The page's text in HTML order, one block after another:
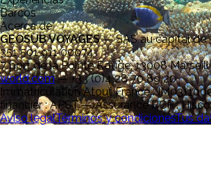
Barcos
Acerca de
GEOSUB VOYAGES—SAS au capital
351 501 911 00074
7 port de la Pointe Rouge, 13008
world.com—+33 (0)4 28 70 89 20
Immatriculation Atout France :
financier : APST — Assurance RCP :
Aviso legalTérminos y condicionesTus